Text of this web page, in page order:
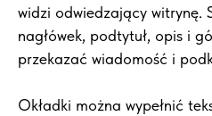
widzi odwiedzający witrynę.
nagłówek, podtytuł, opis i
przekazać wiadomość i
Okładki można wypełnić